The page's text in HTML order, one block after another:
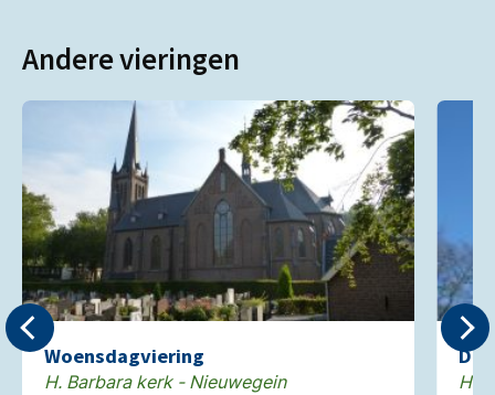
Andere vieringen
Woensdagviering
H. Barbara kerk - Nieuwegein
H.